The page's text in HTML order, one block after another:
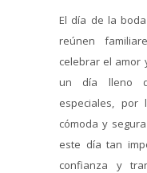
El día de la
reúnen
celebrar el amor
un día lleno
especiales,
cómoda y
este día tan
confianza y